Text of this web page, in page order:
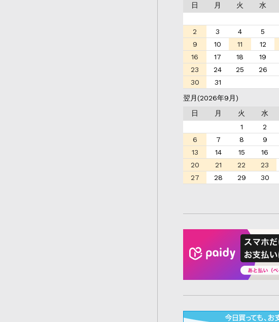
日
月 火 水
2
3 4 5
9
10 11 12
16
17 18 19
23
24 25 26
30
31
翌月(2026年9月)
日
月 火 水
1
2
6
7 8 9
13
14 15 16
20
21 22 23
27
28 29
30